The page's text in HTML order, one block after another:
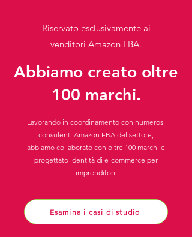
Riservato esclusivamente ai
venditori Amazon FBA.
Abbiamo creato oltre
100 marchi.
Lavorando in coordinamento con numerosi
consulenti Amazon FBA del settore,
abbiamo collaborato con oltre 100 marchi e
progettato identità di e-commerce per
imprenditori.
Esamina i casi di studio